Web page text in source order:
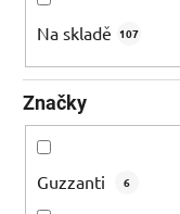
ů
Na skladě 107
Značky
Guzzanti 6